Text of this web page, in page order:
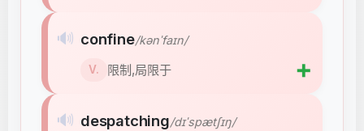
🔊 confine/kənˈfaɪn/
V. 限制,局限于 ➕
🔊 despatching/dɪˈspætʃɪŋ/